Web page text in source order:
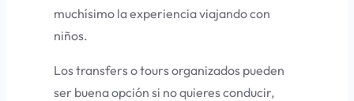
muchísimo la experiencia viajando con
niños.
Los transfers o tours organizados pueden
ser buena opción si no quieres conducir,